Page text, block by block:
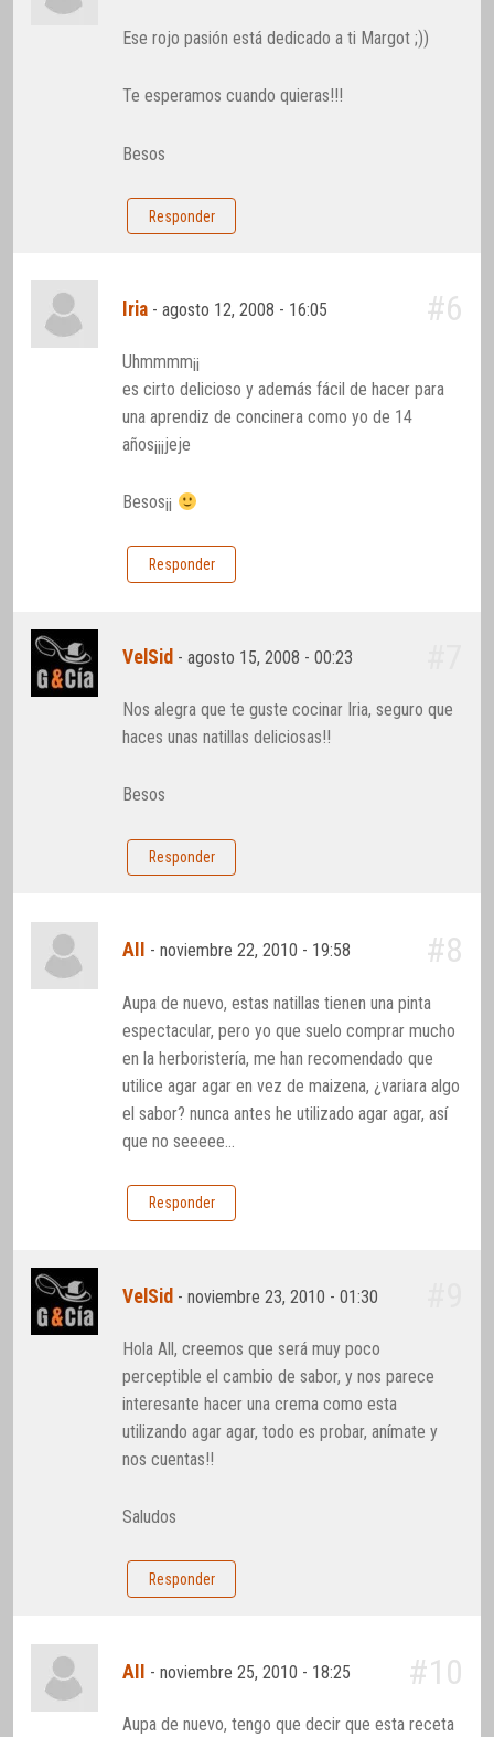
Ese rojo pasión está dedicado a ti Margot ;))
Te esperamos cuando quieras!!!
Besos
Responder
Iria -agosto 12, 2008 - 16:05 #6
Uhmmmm¡¡
es cirto delicioso y además fácil de hacer para
una aprendiz de concinera como yo de 14
años¡¡¡jeje
Besos¡¡
Responder
VelSid -agosto 15, 2008 - 00:23
Nos alegra que te guste cocinar Iria, seguro que
haces unas natillas deliciosas!!
Besos
Responder
AII -noviembre 22, 2010 - 19:58 #8
Aupa de nuevo, estas natillas tienen una pinta
espectacular, pero yo que suelo comprar mucho
en la herboristería, me han recomendado que
utilice agar agar en vez de maizena, ¿variara algo
el sabor? nunca antes he utilizado agar agar, así
que no seeeee…
Responder
VelSid -noviembre 23, 2010 - 01:30
Hola All, creemos que será muy poco
perceptible el cambio de sabor, y nos parece
interesante hacer una crema como esta
utilizando agar agar, todo es probar, anímate y
nos cuentas!!
Saludos
Responder
AII -noviembre 25, 2010 - 18:25 #10
Aupa de nuevo, tengo que decir que esta receta